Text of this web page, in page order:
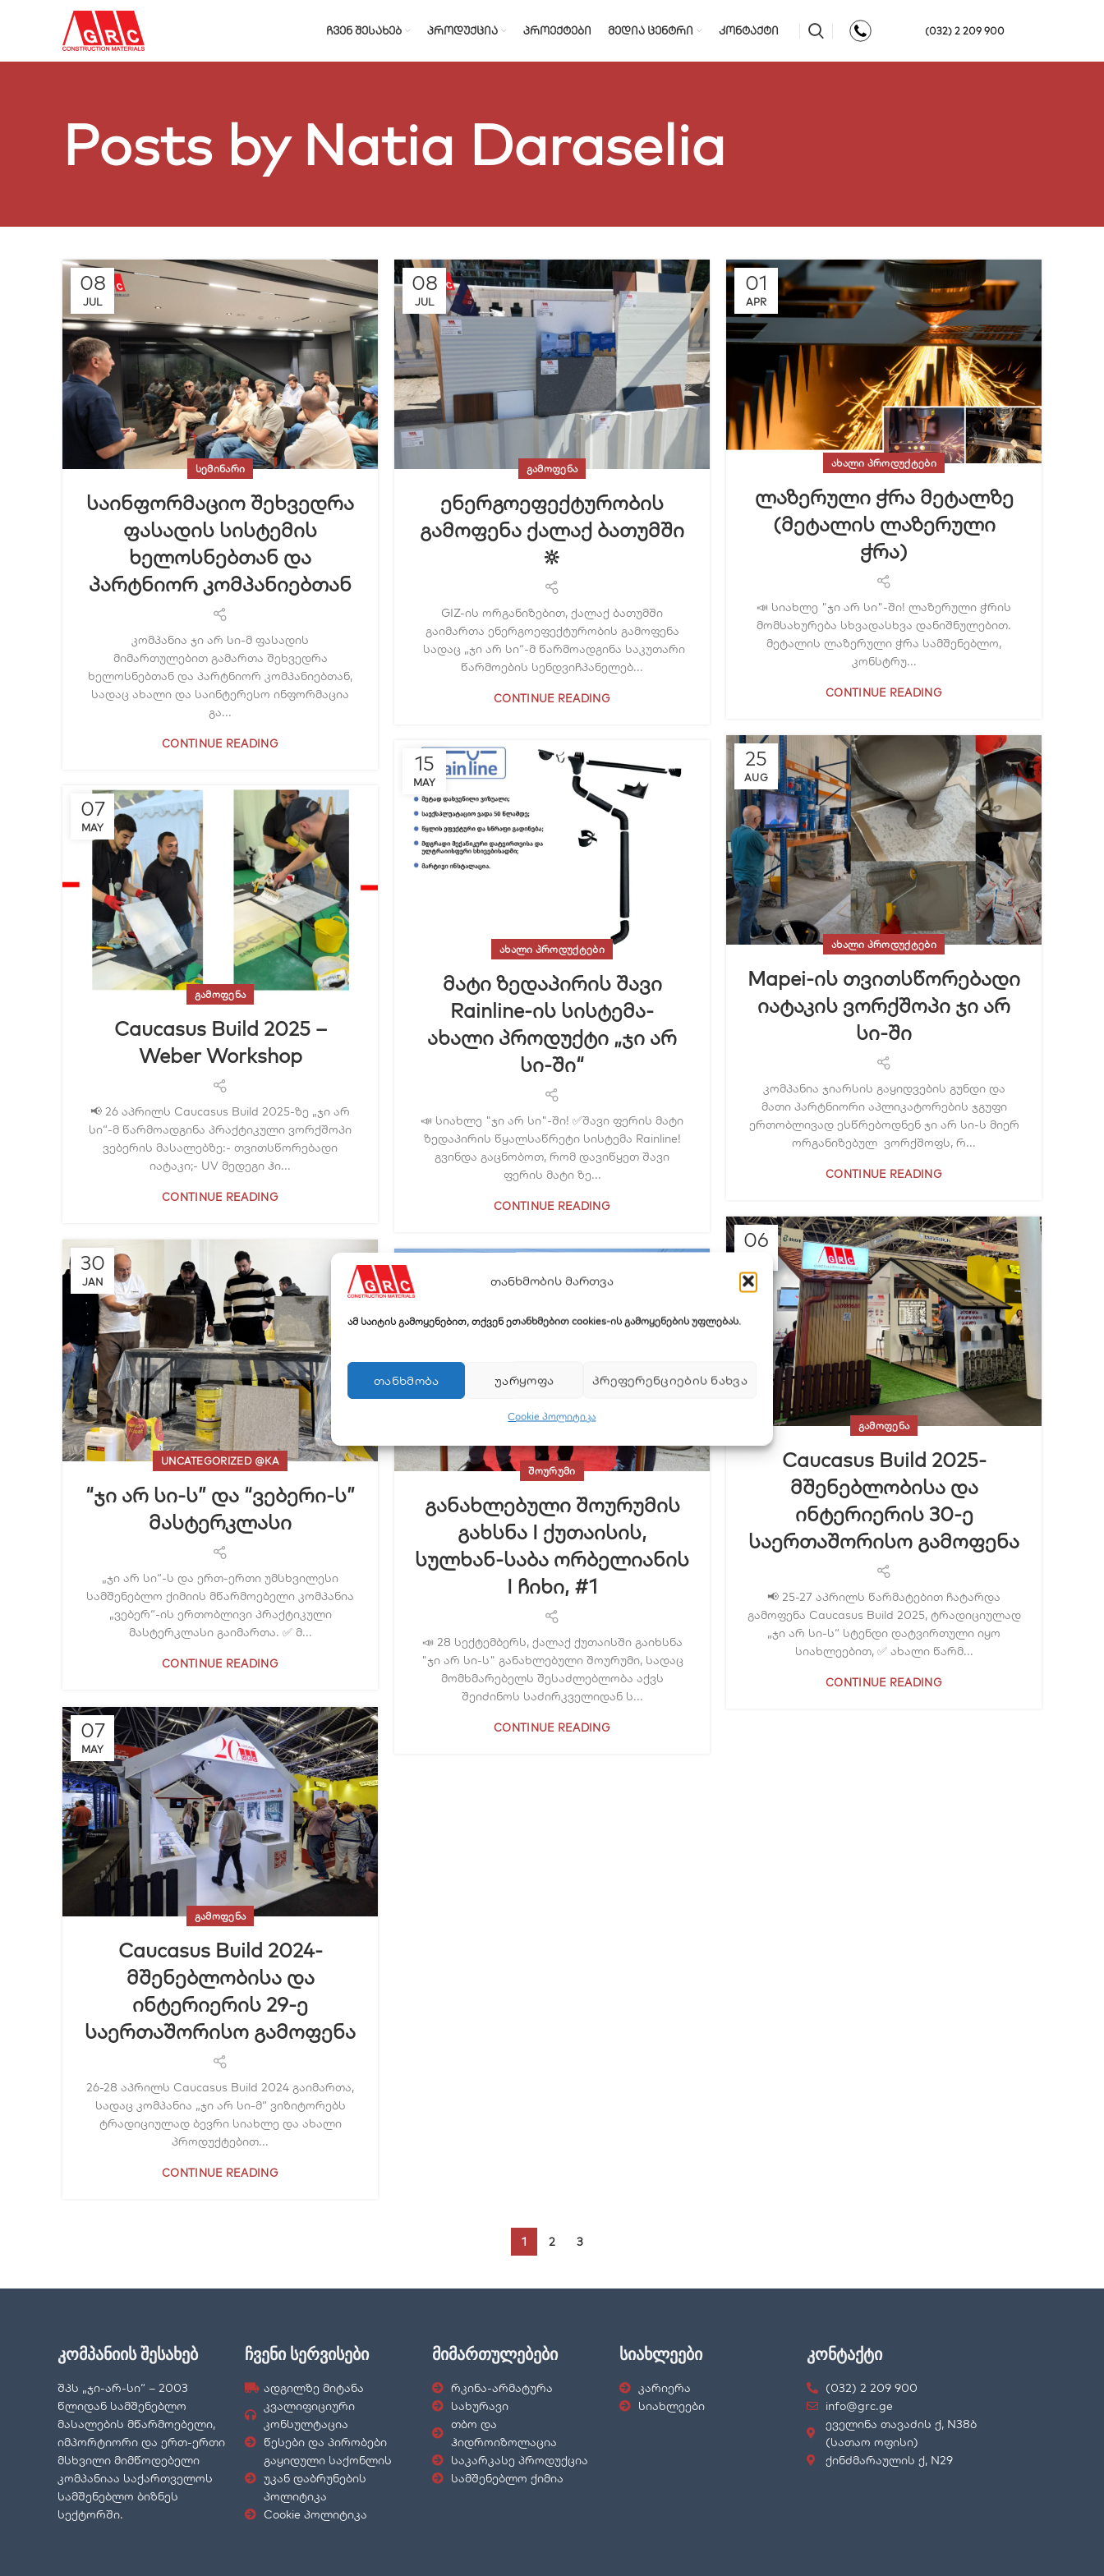
თანხმობის მართვა
ამ საიტის გამოყენებით, თქვენ ეთანხმებით cookies-ის გამოყენების უფლებას.
ᲗᲐᲜᲮᲛᲝᲑᲐ ᲣᲐᲠᲧᲝᲤᲐ ᲞᲠᲔᲤᲔᲠᲔᲜᲪᲘᲔᲑᲘᲡ ᲜᲐᲮᲕᲐ
Cookie პოლიტიკა
ᲩᲕᲔᲜ ᲨᲔᲡᲐᲮᲔᲑ ᲞᲠᲝᲓᲣᲥᲪᲘᲐ ᲞᲠᲝᲔᲥᲢᲔᲑᲘ ᲛᲔᲓᲘᲐ ᲪᲔᲜᲢᲠᲘ ᲙᲝᲜᲢᲐᲥᲢᲘ (032) 2 209 900
Posts by Natia Daraselia
08
JUL
ᲡᲔᲛᲘᲜᲐᲠᲘ
საინფორმაციო შეხვედრა
ფასადის სისტემის
ხელოსნებთან და
პარტნიორ კომპანიებთან
კომპანია ჯი არ სი-მ ფასადის
მიმართულებით გამართა შეხვედრა
ხელოსნებთან და პარტნიორ კომპანიებთან,
სადაც ახალი და საინტერესო ინფორმაცია
გა...
CONTINUE READING
08
JUL
ᲒᲐᲛᲝᲤᲔᲜᲐ
ენერგოეფექტურობის
გამოფენა ქალაქ ბათუმში
🔆
GIZ-ის ორგანიზებით, ქალაქ ბათუმში
გაიმართა ენერგოეფექტურობის გამოფენა
სადაც „ჯი არ სი“-მ წარმოადგინა საკუთარი
წარმოების სენდვიჩპანელებ...
CONTINUE READING
01
APR
ᲐᲮᲐᲚᲘ ᲞᲠᲝᲓᲣᲥᲢᲔᲑᲘ
ლაზერული ჭრა მეტალზე
(მეტალის ლაზერული
ჭრა)
📣 სიახლე "ჯი არ სი"-ში! ლაზერული ჭრის
მომსახურება სხვადასხვა დანიშნულებით.
მეტალის ლაზერული ჭრა სამშენებლო,
კონსტრუ...
CONTINUE READING
25
AUG
ᲐᲮᲐᲚᲘ ᲞᲠᲝᲓᲣᲥᲢᲔᲑᲘ
Mapei-ის თვითსწორებადი
იატაკის ვორქშოპი ჯი არ
სი-ში
კომპანია ჯიარსის გაყიდვების გუნდი და
მათი პარტნიორი აპლიკატორების ჯგუფი
ერთობლივად ესწრებოდნენ ჯი არ სი-ს მიერ
ორგანიზებულ ვორქშოფს, რ...
CONTINUE READING
15
MAY
ᲐᲮᲐᲚᲘ ᲞᲠᲝᲓᲣᲥᲢᲔᲑᲘ
მატი ზედაპირის შავი
Rainline-ის სისტემა-
ახალი პროდუქტი „ჯი არ
სი-ში“
📣 სიახლე "ჯი არ სი"-ში! ✅შავი ფერის მატი
ზედაპირის წყალსაწრეტი სისტემა Rainline!
გვინდა გაცნობოთ, რომ დავიწყეთ შავი
ფერის მატი ზე...
CONTINUE READING
07
MAY
ᲒᲐᲛᲝᲤᲔᲜᲐ
Caucasus Build 2025 –
Weber Workshop
📢 26 აპრილს Caucasus Build 2025-ზე „ჯი არ
სი“-მ წარმოადგინა პრაქტიკული ვორქშოპი
ვებერის მასალებზე:- თვითსწორებადი
იატაკი;- UV მედეგი ჰი...
CONTINUE READING
06
ᲒᲐᲛᲝᲤᲔᲜᲐ
Caucasus Build 2025-
მშენებლობისა და
ინტერიერის 30-ე
საერთაშორისო გამოფენა
📢 25-27 აპრილს წარმატებით ჩატარდა
გამოფენა Caucasus Build 2025, ტრადიციულად
„ჯი არ სი-ს“ სტენდი დატვირთული იყო
სიახლეებით, ✅ ახალი წარმ...
CONTINUE READING
30
JAN
UNCATEGORIZED @KA
“ჯი არ სი-ს” და “ვებერი-ს”
მასტერკლასი
„ჯი არ სი“-ს და ერთ-ერთი უმსხვილესი
სამშენებლო ქიმიის მწარმოებელი კომპანია
„ვებერ“-ის ერთობლივი პრაქტიკული
მასტერკლასი გაიმართა. ✅ მ...
CONTINUE READING
OCT
ᲨᲝᲣᲠᲣᲛᲘ
განახლებული შოურუმის
გახსნა I ქუთაისის,
სულხან-საბა ორბელიანის
I ჩიხი, #1
📣 28 სექტემბერს, ქალაქ ქუთაისში გაიხსნა
"ჯი არ სი-ს" განახლებული შოურუმი, სადაც
მომხმარებელს შესაძლებლობა აქვს
შეიძინოს საძირკველიდან ს...
CONTINUE READING
07
MAY
ᲒᲐᲛᲝᲤᲔᲜᲐ
Caucasus Build 2024-
მშენებლობისა და
ინტერიერის 29-ე
საერთაშორისო გამოფენა
26-28 აპრილს Caucasus Build 2024 გაიმართა,
სადაც კომპანია „ჯი არ სი-მ“ ვიზიტორებს
ტრადიციულად ბევრი სიახლე და ახალი
პროდუქტებით...
CONTINUE READING
1 2 3
კომპანიის შესახებ
შპს „ჯი-არ-სი“ – 2003
წლიდან სამშენებლო
მასალების მწარმოებელი,
იმპორტიორი და ერთ-ერთი
მსხვილი მიმწოდებელი
კომპანიაა საქართველოს
სამშენებლო ბიზნეს
სექტორში.
ჩვენი სერვისები
ადგილზე მიტანა
კვალიფიციური
კონსულტაცია
წესები და პირობები
გაყიდული საქონლის
უკან დაბრუნების
პოლიტიკა
Cookie პოლიტიკა
მიმართულებები
რკინა-არმატურა
სახურავი
თბო და
ჰიდროიზოლაცია
საკარკასე პროდუქცია
სამშენებლო ქიმია
სიახლეები
კარიერა
სიახლეები
კონტაქტი
(032) 2 209 900
info@grc.ge
ეველინა თავაძის ქ, N38ბ
(სათაო ოფისი)
ქინძმარაულის ქ, N29